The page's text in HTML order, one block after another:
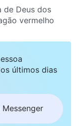
Deus dos
vermelho
últimos dias